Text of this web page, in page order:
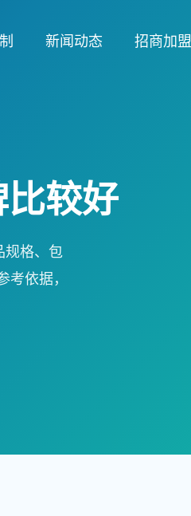
新闻动态 招商加盟
较好
规格、包
依据，